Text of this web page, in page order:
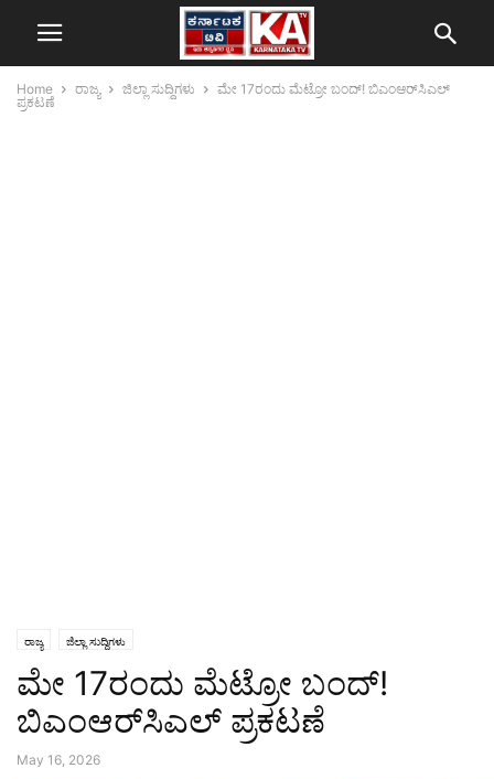
Home ರಾಜ್ಯ ಜಿಲ್ಲಾ ಸುದ್ದಿಗಳು
ಮೇ 17ರಂದು ಮೆಟ್ರೋ ಬಂದ್! ಬಿಎಂಆರ್‌ಸಿಎಲ್
ಪ್ರಕಟಣೆ
ರಾಜ್ಯ ಜಿಲ್ಲಾ ಸುದ್ದಿಗಳು
ಮೇ 17ರಂದು ಮೆಟ್ರೋ ಬಂದ್!
ಬಿಎಂಆರ್‌ಸಿಎಲ್ ಪ್ರಕಟಣೆ
May 16, 2026